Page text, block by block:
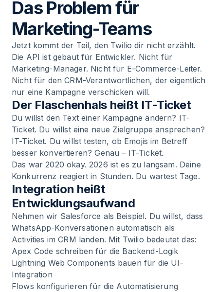
Das Problem für
Marketing-Teams
Jetzt kommt der Teil, den Twilio dir nicht erzählt.
Die API ist gebaut für Entwickler. Nicht für
Marketing-Manager. Nicht für E-Commerce-Leiter.
Nicht für den CRM-Verantwortlichen, der eigentlich
nur eine Kampagne verschicken will.
Der Flaschenhals heißt IT-Ticket
Du willst den Text einer Kampagne ändern? IT-
Ticket. Du willst eine neue Zielgruppe ansprechen?
IT-Ticket. Du willst testen, ob Emojis im Betreff
besser konvertieren? Genau – IT-Ticket.
Das war 2020 okay. 2026 ist es zu langsam. Deine
Konkurrenz reagiert in Stunden. Du wartest Tage.
Integration heißt
Entwicklungsaufwand
Nehmen wir Salesforce als Beispiel. Du willst, dass
WhatsApp-Konversationen automatisch als
Activities im CRM landen. Mit Twilio bedeutet das:
Apex Code schreiben für die Backend-Logik
Lightning Web Components bauen für die UI-
Integration
Flows konfigurieren für die Automatisierung